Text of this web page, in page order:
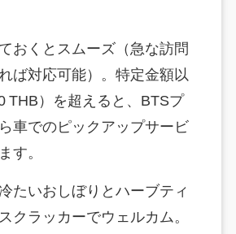
おくとスムーズ（急な訪問
ば対応可能）。特定金額以
THB）を超えると、BTSプ
車でのピックアップサービ
す。
たいおしぼりとハーブティ
クラッカーでウェルカム。